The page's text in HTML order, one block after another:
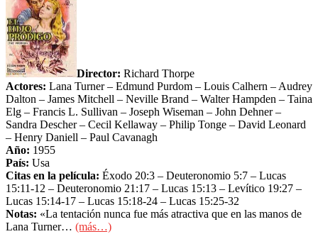
Director: Richard Thorpe
Actores: Lana Turner – Edmund Purdom – Louis Calhern – Audrey
Dalton – James Mitchell – Neville Brand – Walter Hampden – Taina
Elg – Francis L. Sullivan – Joseph Wiseman – John Dehner –
Sandra Descher – Cecil Kellaway – Philip Tonge – David Leonard
– Henry Daniell – Paul Cavanagh
Año: 1955
País: Usa
Citas en la película: Éxodo 20:3 – Deuteronomio 5:7 – Lucas
15:11-12 – Deuteronomio 21:17 – Lucas 15:13 – Levítico 19:27 –
Lucas 15:14-17 – Lucas 15:18-24 – Lucas 15:25-32
Notas: «La tentación nunca fue más atractiva que en las manos de
Lana Turner… (más…)